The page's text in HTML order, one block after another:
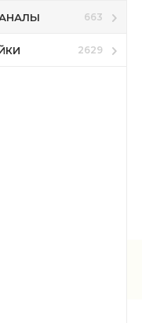
663
2629